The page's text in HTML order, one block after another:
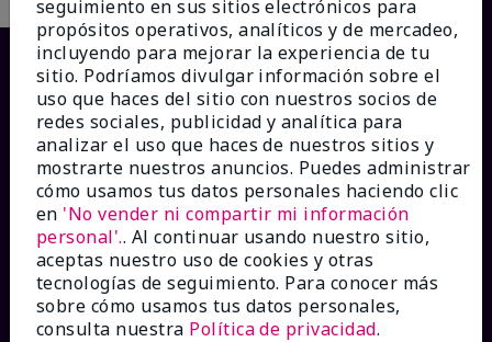
¿CÓMO PODEMOS AYUDAR?
Recibe e-mails
seguimiento en sus sitios electrónicos para
propósitos operativos, analíticos y de mercadeo,
incluyendo para mejorar la experiencia de tu
sitio. Podríamos divulgar información sobre el
uso que haces del sitio con nuestros socios de
redes sociales, publicidad y analítica para
analizar el uso que haces de nuestros sitios y
mostrarte nuestros anuncios. Puedes administrar
cómo usamos tus datos personales haciendo clic
en 'No vender ni compartir mi información
personal'.. Al continuar usando nuestro sitio,
aceptas nuestro uso de cookies y otras
tecnologías de seguimiento. Para conocer más
sobre cómo usamos tus datos personales,
consulta nuestra Política de privacidad.